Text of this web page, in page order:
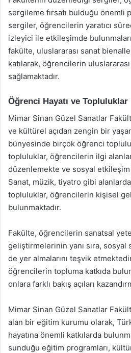
sergileme fırsatı bulduğu önemli
sergiler, öğrencilerin yaratıcı
izleyici ile etkileşimde
fakülte, uluslararası sanat
katılarak, öğrencilerin uluslararası
sağlamaktadır.
Öğrenci Hayatı ve Topluluklar
Mimar Sinan Güzel Sanatlar
ve kültürel açıdan zengin bir
bünyesinde birçok öğrenci
topluluklar, öğrencilerin ilgi
düzenlemekte ve sosyal etkileşim
Sanat, müzik, tiyatro gibi
topluluklar, öğrencilerin kişisel
bulunmaktadır.
Fakülte, öğrencilerin sanatsal
geliştirmelerinin yanı sıra,
de yer almalarını teşvik
öğrencilerin topluma katkıda
onlara farklı bakış açıları
Mimar Sinan Güzel Sanatlar
alan bir eğitim kurumu olarak,
hayatına önemli katkılarda
sunduğu eğitim programları,